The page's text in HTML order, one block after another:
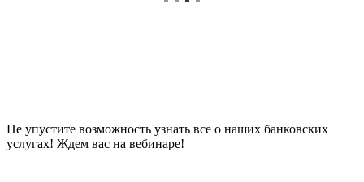
Не упустите возможность узнать все о наших банковских
услугах! Ждем вас на вебинаре!